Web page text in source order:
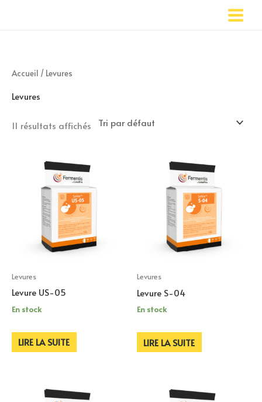
Accueil / Levures
Levures
11 résultats affichés
Levures
Levure US-05
En stock
LIRE LA SUITE
Levures
Levure S-04
En stock
LIRE LA SUITE